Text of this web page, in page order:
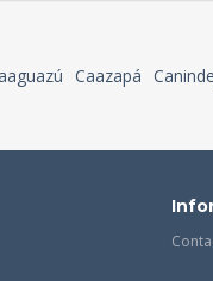
Caazapá